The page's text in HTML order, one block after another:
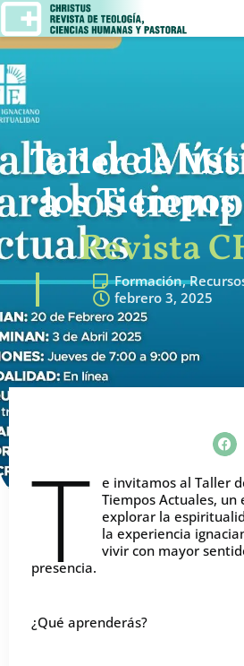
Taller de
los
Revista
Formación,
febrero 3, 2025
T
e invitamos al Taller
Tiempos Actuales, un
explorar la
la experiencia
vivir con mayor
presencia.
¿Qué aprenderás?